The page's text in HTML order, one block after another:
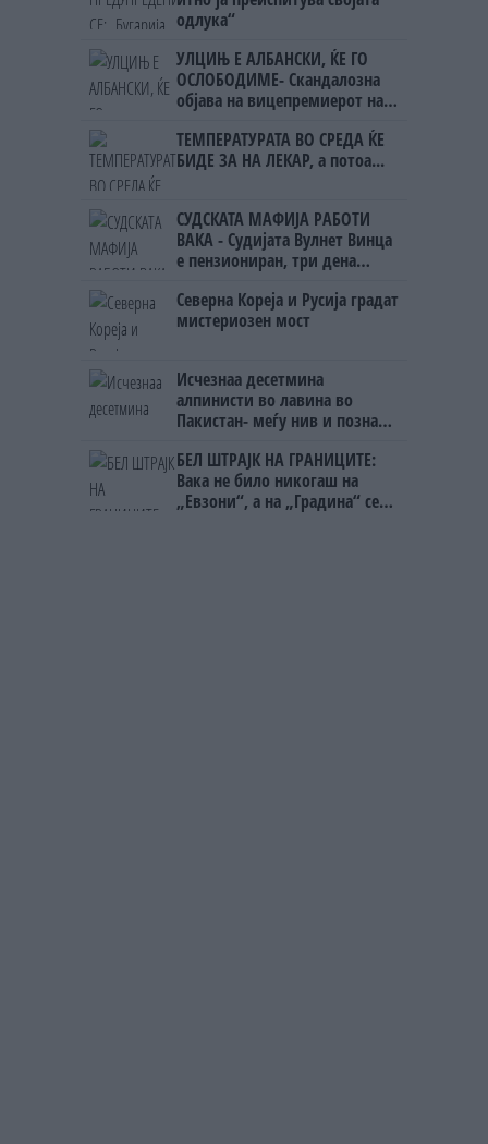
одлука“
УЛЦИЊ Е АЛБАНСКИ, ЌЕ ГО
ОСЛОБОДИМЕ- Скандалозна
објава на вицепремиерот на
ТЕМПЕРАТУРАТА ВО СРЕДА ЌЕ
БИДЕ ЗА НА ЛЕКАР, а потоа...
СУДСКАТА МАФИЈА РАБОТИ
ВАКА - Судијата Вулнет Винца
е пензиониран, три дена
на бизнисменот Марковски
Северна Кореја и Русија градат
мистериозен мост
Исчезнаа десетмина
алпинисти во лавина во
Пакистан- меѓу нив и познат
БЕЛ ШТРАЈК НА ГРАНИЦИТЕ:
Вака не било никогаш на
„Евзони“, а на „Градина“ се